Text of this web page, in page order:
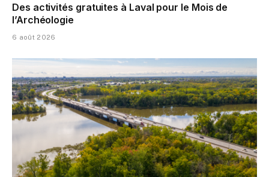
Des activités gratuites à Laval pour le Mois de
l’Archéologie
6 août 2026